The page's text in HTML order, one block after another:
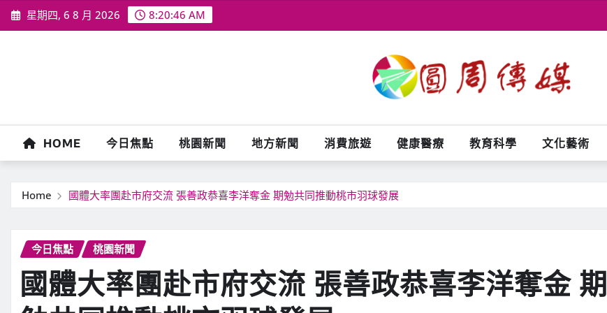
Skip
to
星期四, 6 8 月 2026 8:20:48 AM
HOME 今日焦點 桃園新聞 地方新聞 消費旅遊 健康醫療 教育科學 文化藝術
Home 國體大率團赴市府交流 張善政恭喜李洋奪金 期勉共同推動桃市羽球發展
今日焦點 桃園新聞
國體大率團赴市府交流 張善政恭喜李洋奪金 期